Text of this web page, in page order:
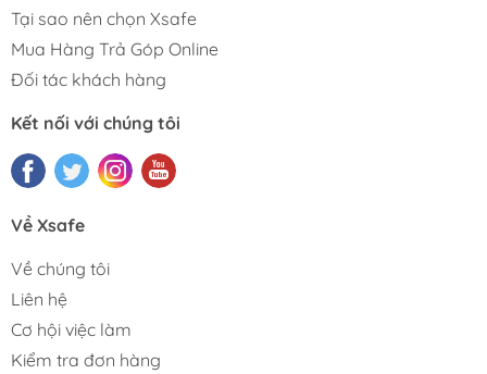
Tại sao nên chọn Xsafe
Mua Hàng Trả Góp Online
Đối tác khách hàng
Kết nối với chúng tôi
Về Xsafe
Về chúng tôi
Liên hệ
Cơ hội việc làm
Kiểm tra đơn hàng